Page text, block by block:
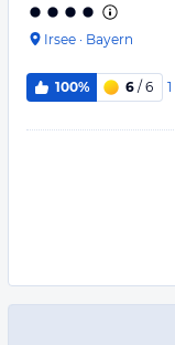
Irsee · Bayern
100% 6 / 6 1